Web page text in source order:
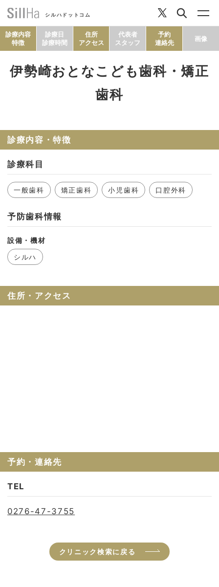
シルハドットコム
コラム
お問い合わせ
診療内容
特徴
診療日
診療時間
住所
アクセス
代表者
スタッフ
予約
連絡先
画像
伊勢崎おとなこども歯科・矯正
歯科
診療内容・特徴
診療科目
一般歯科 矯正歯科 小児歯科 口腔外科
予防歯科情報
設備・機材
シルハ
住所・アクセス
予約・連絡先
TEL
0276-47-3755
クリニック検索に戻る